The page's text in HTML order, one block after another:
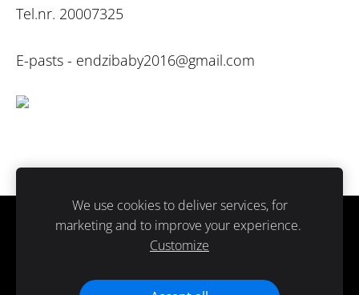
Tel.nr. 20007325
E-pasts - endzibaby2016@gmail.com
Sīkdatnes
Paldies ka atbalsti ražots Latvijā.
We use cookies to deliver services, for
marketing and to improve your experience.
Customize